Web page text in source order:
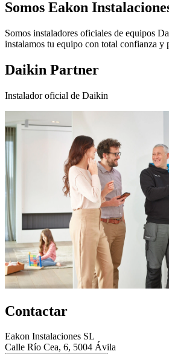
Somos Eakon
Somos instaladores oficiales de equipos
instalamos tu equipo con total confianza y
Daikin Partner
Instalador oficial de Daikin
Contactar
Eakon Instalaciones SL
Calle Río Cea, 6, 5004 Ávila